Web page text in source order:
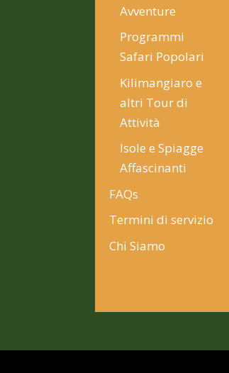
Avventure
Programmi
Safari Popolari
Kilimangiaro e
altri Tour di
Attività
Isole e Spiagge
Affascinanti
FAQs
Termini di servizio
Chi Siamo